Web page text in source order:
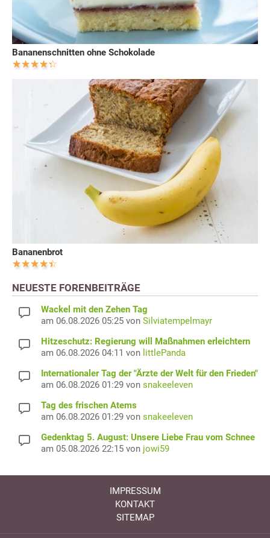
Bananenschnitten ohne Schokolade
Bananenbrot
NEUESTE FORENBEITRÄGE
Wackel mit den Zehen Tag
am 06.08.2026 05:25 von Silviatempelmayr
Hitzeschutz: Regierung will Maßnahmen erleichtern
am 06.08.2026 04:11 von littlePanda
Internationaler Tag der "Ärzte der Welt für den Frieden"
am 06.08.2026 01:29 von snakeeleven
Tag des frischen Atems
am 06.08.2026 01:29 von snakeeleven
Gedenktag 5. August: Unsere Liebe Frau vom Schnee
am 05.08.2026 22:15 von jowi59
IMPRESSUM
KONTAKT
SITEMAP